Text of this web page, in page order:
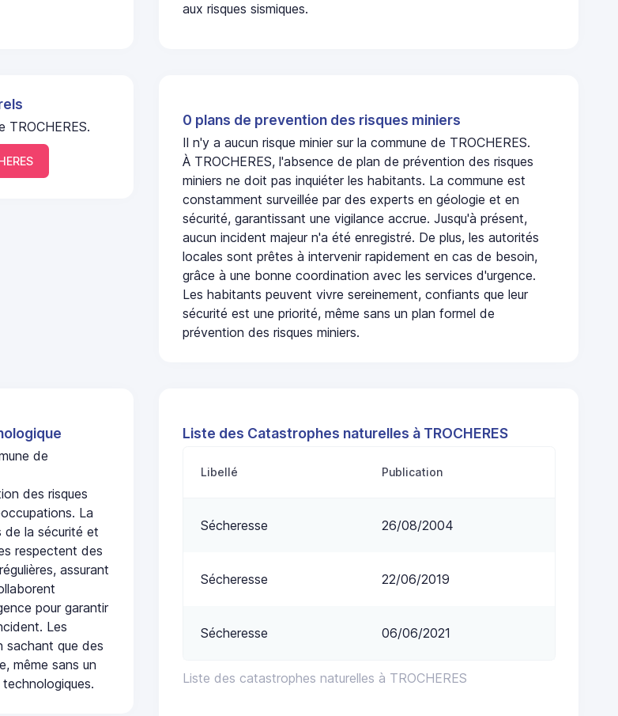
aux risques sismiques.
TROCHERES. 0 plans de prevention des risques miniers
Il n'y a aucun risque minier sur la commune de TROCHERES.
À TROCHERES, l'absence de plan de prévention des risques
miniers ne doit pas inquiéter les habitants. La commune est
constamment surveillée par des experts en géologie et en
sécurité, garantissant une vigilance accrue. Jusqu'à présent,
aucun incident majeur n'a été enregistré. De plus, les autorités
locales sont prêtes à intervenir rapidement en cas de besoin,
grâce à une bonne coordination avec les services d'urgence.
Les habitants peuvent vivre sereinement, confiants que leur
sécurité est une priorité, même sans un plan formel de
prévention des risques miniers.
de
des risques
La
de la sécurité et
respectent des
assurant
pour garantir
Les
sachant que des
même sans un
Liste des Catastrophes naturelles à TROCHERES
Liste des catastrophes naturelles à TROCHERES
Libellé Publication
Sécheresse 26/08/2004
Sécheresse 22/06/2019
Sécheresse 06/06/2021